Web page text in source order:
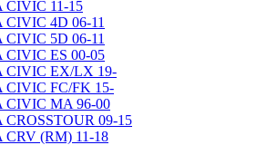
CIVIC 11-15
4D 06-11
5D 06-11
CIVIC ES 00-05
CIVIC EX/LX 19-
CIVIC FC/FK 15-
CIVIC MA 96-00
09-15
CRV (RM) 11-18